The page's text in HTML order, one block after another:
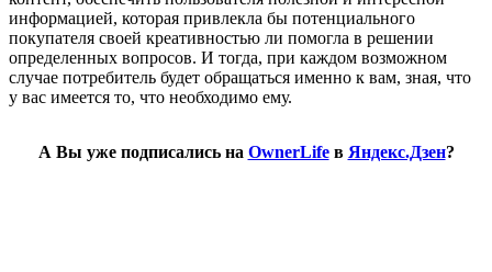
информацией, которая привлекла бы потенциального
покупателя своей креативностью ли помогла в решении
определенных вопросов. И тогда, при каждом возможном
случае потребитель будет обращаться именно к вам, зная, что
у вас имеется то, что необходимо ему.
А Вы уже подписались на OwnerLifeв Яндекс.Дзен?